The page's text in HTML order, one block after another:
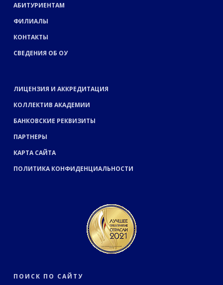
АБИТУРИЕНТАМ
ФИЛИАЛЫ
КОНТАКТЫ
СВЕДЕНИЯ ОБ ОУ
ЛИЦЕНЗИЯ И АККРЕДИТАЦИЯ
КОЛЛЕКТИВ АКАДЕМИИ
БАНКОВСКИЕ РЕКВИЗИТЫ
ПАРТНЕРЫ
КАРТА САЙТА
ПОЛИТИКА КОНФИДЕНЦИАЛЬНОСТИ
ПОИСК ПО САЙТУ